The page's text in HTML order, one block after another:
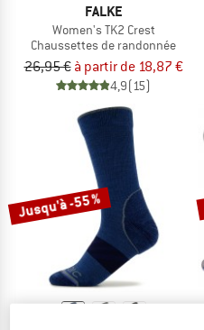
FALKE
Women's TK2 Crest
Chaussettes de randonnée
26,95 € à partir de 18,87 €
4,9(15)
Jusqu'à -55 %